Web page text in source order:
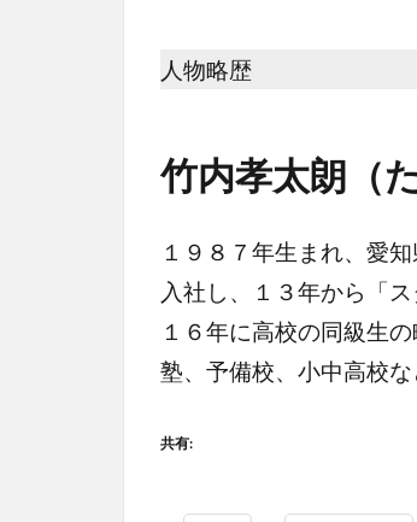
人物略歴
竹内孝太朗（
１９８７年生まれ、愛
入社し、１３年から「
１６年に高校の同級生
塾、予備校、小中高校な
共有: